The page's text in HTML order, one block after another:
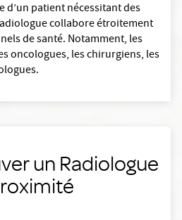
d’un patient nécessitant des
collabore étroitement
de santé. Notamment, les
oncologues, les chirurgiens, les
un Radiologue